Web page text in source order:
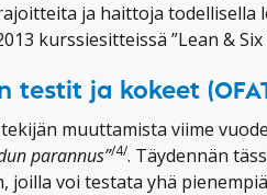
ja haittoja todellisella
kurssiesitteissä ”Lean & Six
testit ja kokeet
muuttamista viime
parannus”/4/. Täydennän
joilla voi testata yhä